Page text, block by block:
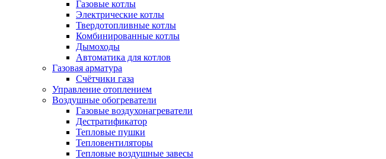
Газовые котлы
Электрические котлы
Твердотопливные котлы
Комбинированные котлы
Дымоходы
Автоматика для котлов
Газовая арматура
Счётчики газа
Управление отоплением
Воздушные обогреватели
Газовые воздухонагреватели
Дестратификатор
Тепловые пушки
Тепловентиляторы
Тепловые воздушные завесы